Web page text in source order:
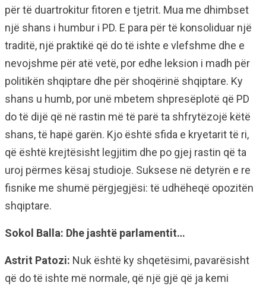
për të duartrokitur fitoren e tjetrit. Mua me dhimbset
një shans i humbur i PD. E para për të konsoliduar një
traditë, një praktikë që do të ishte e vlefshme dhe e
nevojshme për atë vetë, por edhe leksion i madh për
politikën shqiptare dhe për shoqërinë shqiptare. Ky
shans u humb, por unë mbetem shpresëplotë që PD
do të dijë që në rastin më të parë ta shfrytëzojë këtë
shans, të hapë garën. Kjo është sfida e kryetarit të ri,
që është krejtësisht legjitim dhe po gjej rastin që ta
uroj përmes kësaj studioje. Suksese në detyrën e re
fisnike me shumë përgjegjësi: të udhëheqë opozitën
shqiptare.
Sokol Balla: Dhe jashtë parlamentit…
Astrit Patozi: Nuk është ky shqetësimi, pavarësisht
që do të ishte më normale, që një gjë që ja kemi